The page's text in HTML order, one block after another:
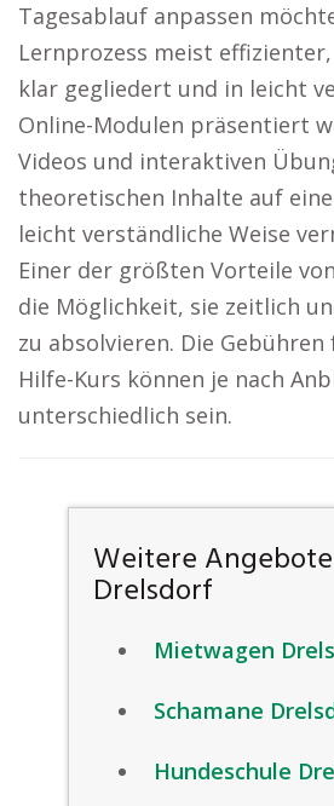
Tagesablauf anpassen
Lernprozess meist
klar gegliedert und in leicht
Online-Modulen präsentiert
Videos und interaktiven
theoretischen Inhalte auf
leicht verständliche Weise
Einer der größten Vorteile
die Möglichkeit, sie zeitlich
zu absolvieren. Die
Hilfe-Kurs können je nach
unterschiedlich sein.
Weitere
Drelsdorf
Mietwagen
Schamane
Hundeschule